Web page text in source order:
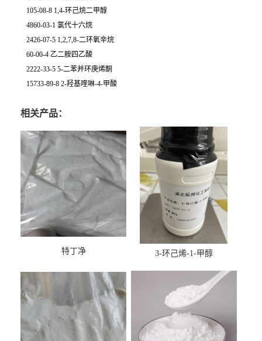
105-08-8 1,4-环己烷二甲醇
4860-03-1 氯代十六烷
2426-07-5 1,2,7,8-二环氧辛烷
60-00-4 乙二胺四乙酸
2222-33-5 5-二苯并环庚烯酮
15733-89-8 2-羟基喹啉-4-甲酸
相关产品：
特丁净 3-环己烯-1-甲醇